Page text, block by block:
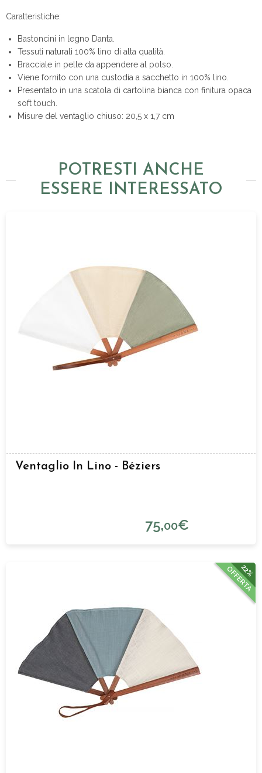
Caratteristiche:
Bastoncini in legno Danta.
Tessuti naturali 100% lino di alta qualità.
Bracciale in pelle da appendere al polso.
Viene fornito con una custodia a sacchetto in 100% lino.
Presentato in una scatola di cartolina bianca con finitura opaca
soft touch.
Misure del ventaglio chiuso: 20,5 x 1,7 cm
POTRESTI ANCHE
ESSERE INTERESSATO
Ventaglio In Lino - Béziers
75,00€
22%
OFFERTA